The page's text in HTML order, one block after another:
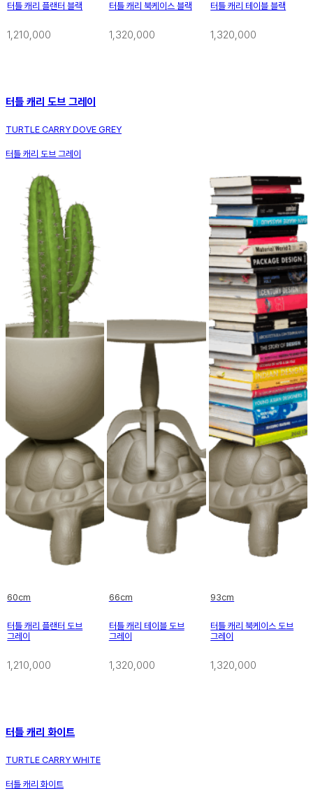
터틀 캐리 플랜터 블랙
1,210,000
터틀 캐리 북케이스 블랙
1,320,000
터틀 캐리 테이블 블랙
1,320,000
터틀 캐리 도브 그레이
TURTLE CARRY DOVE GREY
터틀 캐리 도브 그레이
60cm
터틀 캐리 플랜터 도브
그레이
1,210,000
66cm
터틀 캐리 테이블 도브
그레이
1,320,000
93cm
터틀 캐리 북케이스 도브
그레이
1,320,000
터틀 캐리 화이트
TURTLE CARRY WHITE
터틀 캐리 화이트